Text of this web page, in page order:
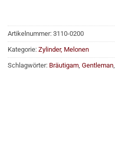
Artikelnummer: 3110-0200
Kategorie: Zylinder, Melonen
Schlagwörter: Bräutigam, Gentleman,